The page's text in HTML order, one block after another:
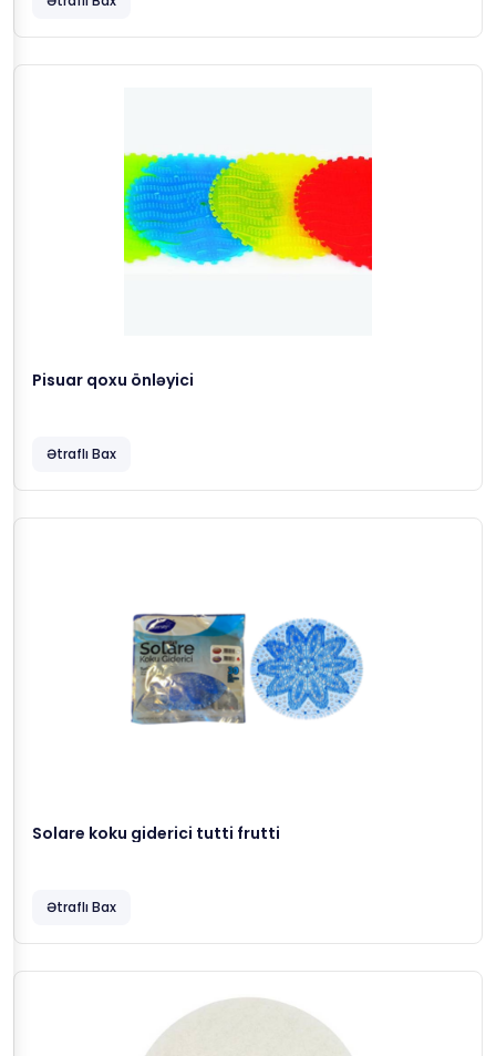
Pisuar qoxu önləyici
Ətraflı Bax
Solare koku giderici tutti frutti
Ətraflı Bax